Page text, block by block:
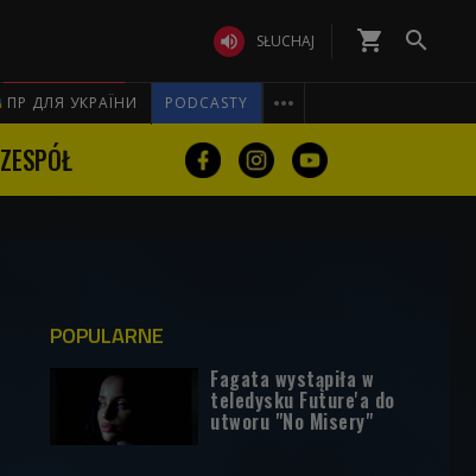
 SŁUCHAJ shopping_cart 
ПР ДЛЯ УКРАЇНИ PODCASTY 
ZESPÓŁ
POPULARNE
Fagata wystąpiła w
teledysku Future'a do
utworu "No Misery"